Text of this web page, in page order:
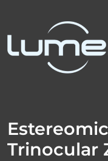
Trinocular